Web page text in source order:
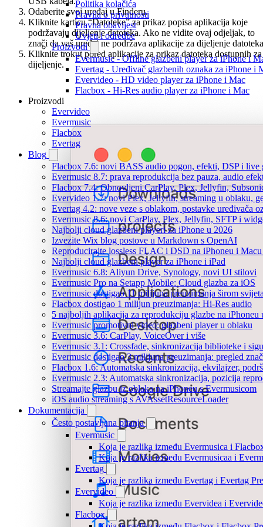
Politika kolačića
Pravila o privatnosti
Pravna obavijest
Uvjeti i odredbe
Proizvodi
Evermusic - Offline glazbeni player za iPhone i
Evertag - Uređivač glazbenih oznaka za iPhone i
Evervideo - HD video player za iPhone i Mac
Flacbox - Hi-Res audio player za iPhone i Mac
Proizvodi
Evervideo
Evermusic
Flacbox
Evertag
Blog
Flacbox 7.6: novi BASS audio pogon, efekti, DSP i live
Evermusic 8.7: prava reprodukcija bez pauza, audio
Flacbox 7.4: Obnovljeni CarPlay, Plex, Jellyfin,
Evervideo 1.7: novi Plex, Jellyfin, streaming u oblaku,
Evertag 4.2: nove veze s oblakom, postavke uređivača
Evermusic 8.6: novi CarPlay, Plex, Jellyfin, SFTP i
Najbolji cloud glazbeni playeri za iPhone u 2026
Izvezite Wix blog postove u Markdown s OpenAI
Reproducirajte lossless FLAC i DSD na iPhoneu i
Najbolji cloud glazbeni player za iPhone i iPad
Evermusic 6.8: Aliyun Drive, Synology, novi UI stilovi
Evermusic Pro na Setapp Mobile: Cloud glazba za iOS
Evermusic dostigao 11 milijuna preuzimanja širom
Flacbox dostigao 1 milijun preuzimanja: Hi-Res audio
5 najboljih aplikacija za reprodukciju glazbe na iPhoneu
Evermusic promotivni video: glazbeni player u oblaku
Evermusic 3.6: CarPlay, VoiceOver i više
Evermusic 3.1: Crossfade, sinkronizacija biblioteke i
Evermusic dostigao 3 milijuna preuzimanja: pregled
Flacbox 1.6: Automatska sinkronizacija, ekvilajzer,
Evermusic 2.3: Automatska sinkronizacija, pozicija
Streamajte glazbu iz oblaka na iPhoneu s Evermusicom
iOS audio streaming s AVAssetResourceLoader
Dokumentacija
Često postavljana pitanja
Evermusic
Koja je razlika između Evermusica i
Koja je razlika između Evermusicaa i
Evertag
Koja je razlika između Evertag i Evertag
Evervideo
Koja je razlika između Evervidea i
Flacbox
Odaberite svoj uređaj u Finderu.
Kliknite karticu “Datoteke” za prikaz popisa aplikacija koje
podržavaju dijeljenje datoteka. Ako ne vidite ovaj odjeljak, to
znači da vaš uređaj ne podržava aplikacije za dijeljenje
Kliknite trokut pored aplikacije za prikaz datoteka dostupnih za
dijeljenje.